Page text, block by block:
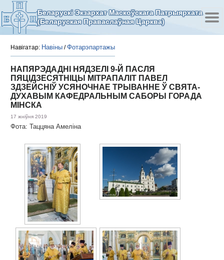
Беларускі Экзархат Маскоўскага Патрыярхата
(Беларуская Праваслаўная Царква)
Навігатар: Навіны /Фотарэпартажы
НАПЯРЭДАДНІ НЯДЗЕЛІ 9-Й ПАСЛЯ
ПЯЦІДЗЕСЯТНІЦЫ МІТРАПАЛІТ ПАВЕЛ
ЗДЗЕЙСНІЎ УСЯНОЧНАЕ ТРЫВАННЕ Ў СВЯТА-
ДУХАВЫМ КАФЕДРАЛЬНЫМ САБОРЫ ГОРАДА
МІНСКА
17 жніўня 2019
Фота: Таццяна Амеліна